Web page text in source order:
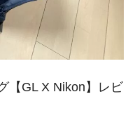
【GL X Nikon】レビ